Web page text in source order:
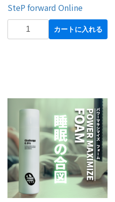
SteP forward Online
カートに入れる